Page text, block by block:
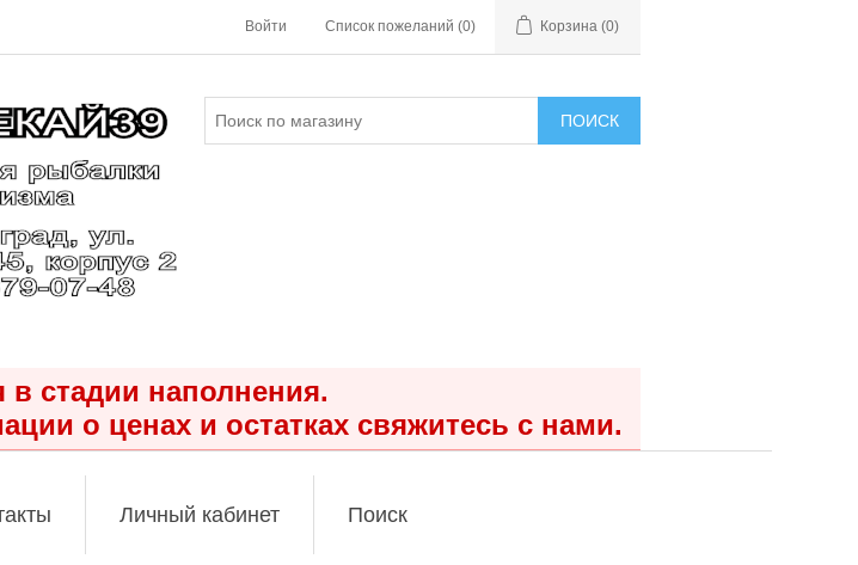
Войти Список пожеланий (0) Корзина (0)
ПОИСК
в стадии наполнения.
о ценах и остатках свяжитесь с нами.
Личный кабинет Поиск